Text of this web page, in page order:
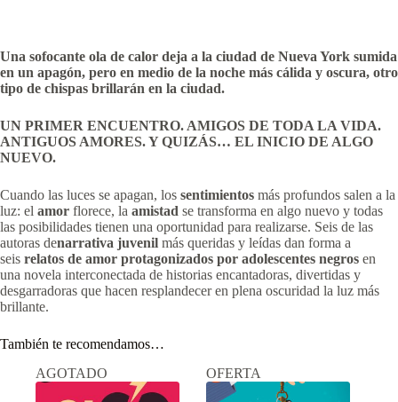
Una sofocante ola de calor deja a la ciudad de Nueva York sumida
en un apagón, pero en medio de la noche más cálida y oscura, otro
tipo de chispas brillarán en la ciudad.
UN PRIMER ENCUENTRO. AMIGOS DE TODA LA VIDA.
ANTIGUOS AMORES. Y QUIZÁS… EL INICIO DE ALGO
NUEVO.
Cuando las luces se apagan, los sentimientos más profundos salen a la
luz: el amor florece, la amistad se transforma en algo nuevo y todas
las posibilidades tienen una oportunidad para realizarse. Seis de las
autoras denarrativa juvenil más queridas y leídas dan forma a
seis relatos de amor protagonizados por adolescentes negros en
una novela interconectada de historias encantadoras, divertidas y
desgarradoras que hacen resplandecer en plena oscuridad la luz más
brillante.
También te recomendamos…
AGOTADO
OFERTA